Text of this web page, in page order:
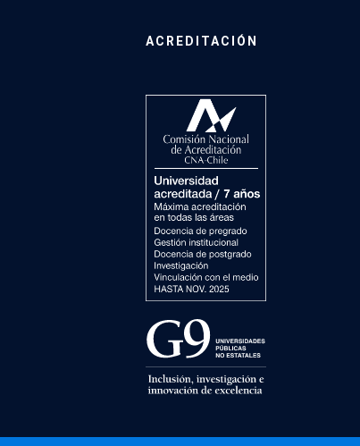
ACREDITACIÓN